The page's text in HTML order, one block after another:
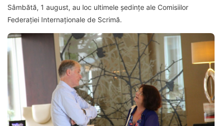
Sâmbătă, 1 august, au loc ultimele ședințe ale Comisiilor
Federației Internaționale de Scrimă.